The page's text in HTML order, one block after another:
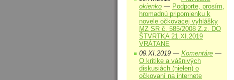
okienko — Podporte, prosím,
hromadnú pripomienku k
novele očkovacej vyhlášky
MZ SR č. 585/2008 Z.z. DO
ŠTVRTKA 21.XI.2019
VRÁTANE
09.XI.2019 — Komentáre —
O kritike a vášnivých
diskusiách (nielen) o
očkovaní na internete